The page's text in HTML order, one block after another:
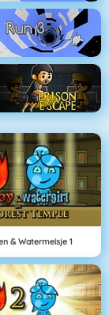
& Watermeisje 1